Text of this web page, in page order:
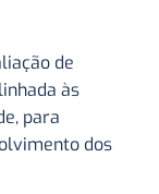
de
às
para
dos